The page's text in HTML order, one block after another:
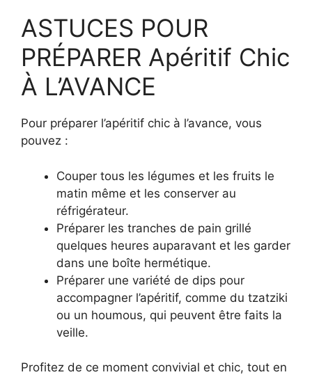
ASTUCES POUR
PRÉPARER Apéritif Chic
À L’AVANCE
Pour préparer l’apéritif chic à l’avance, vous
pouvez :
Couper tous les légumes et les fruits le
matin même et les conserver au
réfrigérateur.
Préparer les tranches de pain grillé
quelques heures auparavant et les garder
dans une boîte hermétique.
Préparer une variété de dips pour
accompagner l’apéritif, comme du tzatziki
ou un houmous, qui peuvent être faits la
veille.
Profitez de ce moment convivial et chic, tout en